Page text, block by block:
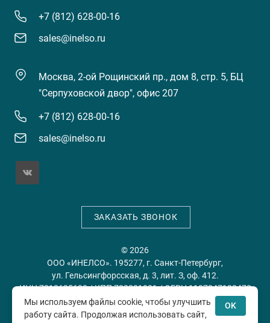
+7 (812) 628-00-16
sales@inelso.ru
Москва, 2-ой Рощинский пр., дом 8, стр. 5, БЦ
"Серпуховской двор", офис 207
+7 (812) 628-00-16
sales@inelso.ru
ЗАКАЗАТЬ ЗВОНОК
© 2026
ООО «ИНЕЛСО». 195277, г. Санкт-Петербург,
ул. Гельсингфорсская, д. 3, лит. З, оф. 412.
ИНН 7813635698 / КПП 780201001 / ОГРН 1197847128478
Мы используем файлы cookie, чтобы улучшить
работу сайта. Продолжая использовать сайт,
OK